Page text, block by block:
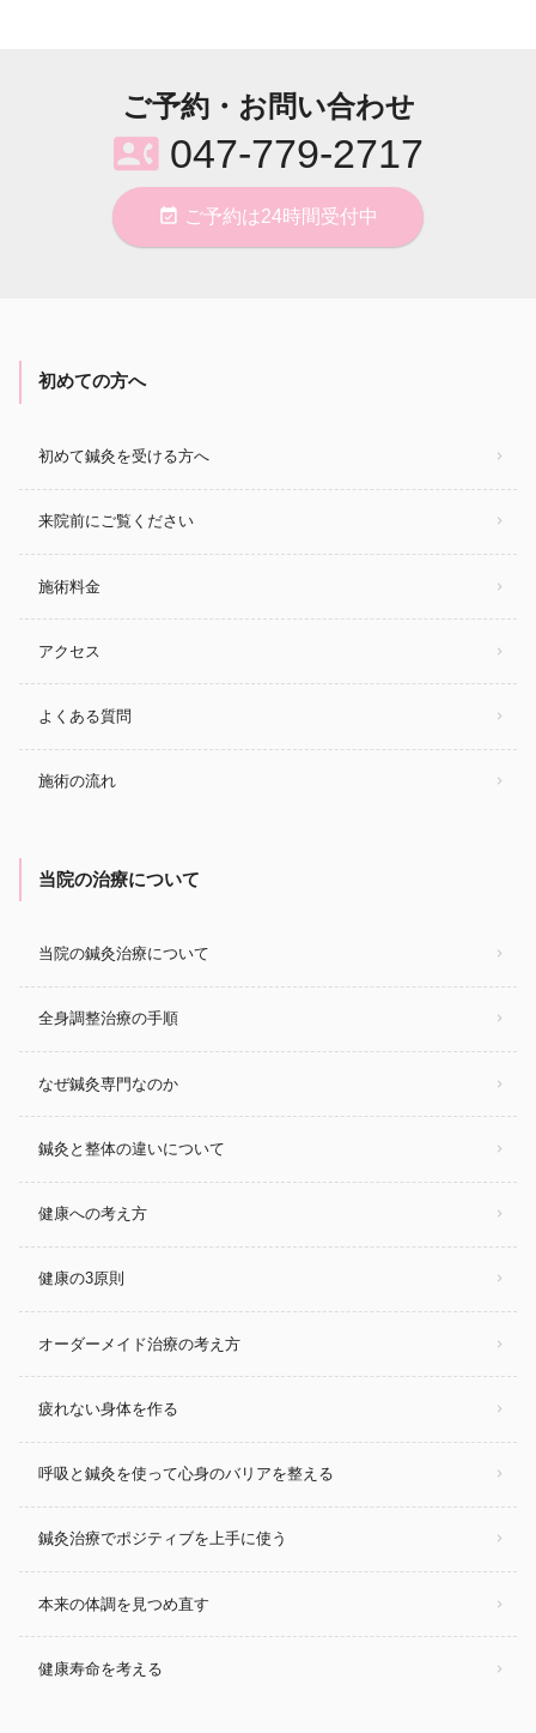
ご予約・お問い合わせ
contact_phone047-779-2717
event_available ご予約は24時間受付中
初めての方へ
初めて鍼灸を受ける方へ
来院前にご覧ください
施術料金
アクセス
よくある質問
施術の流れ
当院の治療について
当院の鍼灸治療について
全身調整治療の手順
なぜ鍼灸専門なのか
鍼灸と整体の違いについて
健康への考え方
健康の3原則
オーダーメイド治療の考え方
疲れない身体を作る
呼吸と鍼灸を使って心身のバリアを整える
鍼灸治療でポジティブを上手に使う
本来の体調を見つめ直す
健康寿命を考える